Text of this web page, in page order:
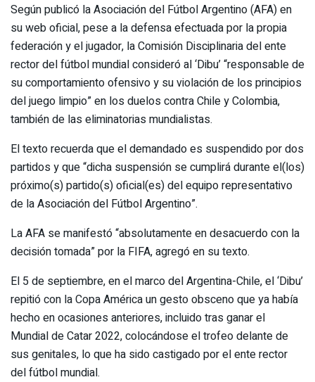
Según publicó la Asociación del Fútbol Argentino (AFA) en
su web oficial, pese a la defensa efectuada por la propia
federación y el jugador, la Comisión Disciplinaria del ente
rector del fútbol mundial consideró al ‘Dibu’ “responsable de
su comportamiento ofensivo y su violación de los principios
del juego limpio” en los duelos contra Chile y Colombia,
también de las eliminatorias mundialistas.
El texto recuerda que el demandado es suspendido por dos
partidos y que “dicha suspensión se cumplirá durante el(los)
próximo(s) partido(s) oficial(es) del equipo representativo
de la Asociación del Fútbol Argentino”.
La AFA se manifestó “absolutamente en desacuerdo con la
decisión tomada” por la FIFA, agregó en su texto.
El 5 de septiembre, en el marco del Argentina-Chile, el ‘Dibu’
repitió con la Copa América un gesto obsceno que ya había
hecho en ocasiones anteriores, incluido tras ganar el
Mundial de Catar 2022, colocándose el trofeo delante de
sus genitales, lo que ha sido castigado por el ente rector
del fútbol mundial.